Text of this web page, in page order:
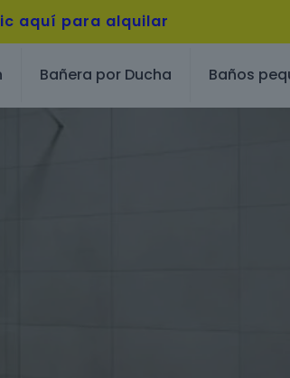
aquí para alquilar
Bañera por Ducha Baños